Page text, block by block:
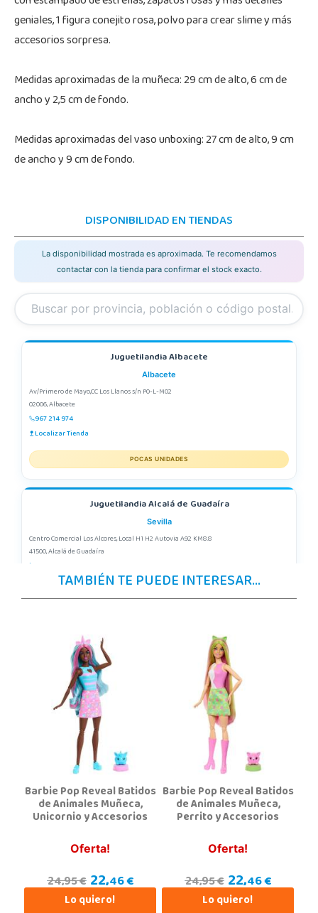
geniales, 1 figura conejito rosa, polvo para crear slime y más
accesorios sorpresa.
Medidas aproximadas de la muñeca: 29 cm de alto, 6 cm de
ancho y 2,5 cm de fondo.
Medidas aproximadas del vaso unboxing: 27 cm de alto, 9 cm
de ancho y 9 cm de fondo.
DISPONIBILIDAD EN TIENDAS
La disponibilidad mostrada es aproximada. Te recomendamos
contactar con la tienda para confirmar el stock exacto.
Juguetilandia Albacete
Albacete
Av/Primero de Mayo,CC Los Llanos s/n P0-L-M02
02006, Albacete
967 214 974
Localizar Tienda
POCAS UNIDADES
Juguetilandia Alcalá de Guadaíra
Sevilla
Centro Comercial Los Alcores, Local H1 H2 Autovia A92 KM8.8
41500, Alcalá de Guadaíra
Localizar Tienda
Juguetilandia Alcobendas
Av. Olímpica, 9, Local A13/21, Centro Comercial La Vega
28108, Alcobendas
663410492
Localizar Tienda
Juguetilandia Alfafar Parc Alfafar
Valencia
Localizar Tienda
TAMBIÉN TE PUEDE INTERESAR...
Barbie Pop Reveal Batidos
de Animales Muñeca,
Unicornio y Accesorios
Oferta!
24,95 €22,46 €
Lo quiero!
Barbie Pop Reveal Batidos
de Animales Muñeca,
Perrito y Accesorios
Oferta!
24,95 €22,46 €
Lo quiero!